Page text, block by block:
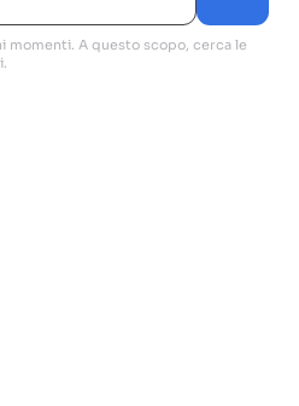
momenti. A questo scopo, cerca le